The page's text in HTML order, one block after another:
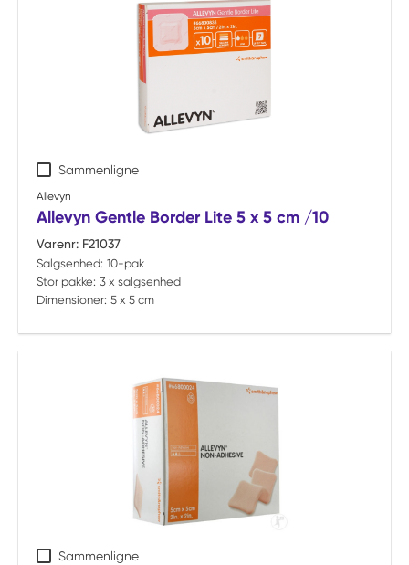
Sammenligne
Allevyn
Allevyn Gentle Border Lite 5 x 5 cm /10
Varenr: F21037
Salgsenhed: 10-pak
Stor pakke: 3 x salgsenhed
Dimensioner: 5 x 5 cm
Sammenligne